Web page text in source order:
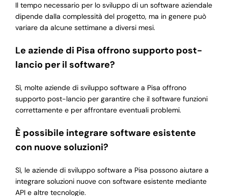
Il tempo necessario per lo sviluppo di un software aziendale
dipende dalla complessità del progetto, ma in genere può
variare da alcune settimane a diversi mesi.
Le aziende di Pisa offrono supporto post-
lancio per il software?
Sì, molte aziende di sviluppo software a Pisa offrono
supporto post-lancio per garantire che il software funzioni
correttamente e per affrontare eventuali problemi.
È possibile integrare software esistente
con nuove soluzioni?
Sì, le aziende di sviluppo software a Pisa possono aiutare a
integrare soluzioni nuove con software esistente mediante
API e altre tecnologie.